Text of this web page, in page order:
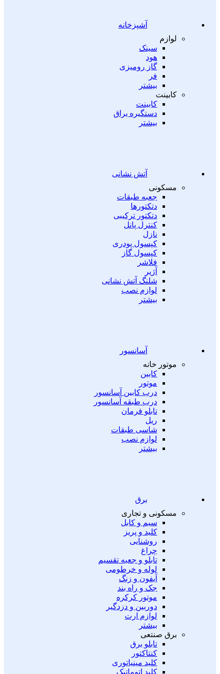
آشپزخانه
لوازم
سینک
هود
گاز رومیزی
فر
بیشتر
کابینت
کابینت
دستگیره یراق
بیشتر
آتش نشانی
مسکونی
جعبه طبقات
دتکتورها
دتکتور ترکیبی
کنترل پانل
نازل
کپسول پودری
کپسول گاز
فلاشر
آژیر
شلنگ آتش نشانی
لوازم نصب
بیشتر
آسانسور
موتور خانه
کابین
موتور
درب کابین آسانسور
درب طبقه آسانسور
تابلو فرمان
ریل
شاسی طبقات
لوازم نصب
بیشتر
برق
مسکونی و تجاری
سیم و کابل
کلید و پریز
روشنایی
چراغ
تابلو و جعبه تقسیم
لوله و خرطومی
آیفون و زنگ
جک و راه بند
موتور کرکره
دوربین و دزدگیر
لوازم ارت
بیشتر
برق صنتعی
تابلو برق
کنتاکتور
کلید مینیاتوری
کلید اتوماتیک